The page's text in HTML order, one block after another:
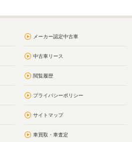
メーカー認定中古車
中古車リース
閲覧履歴
プライバシーポリシー
サイトマップ
車買取・車査定